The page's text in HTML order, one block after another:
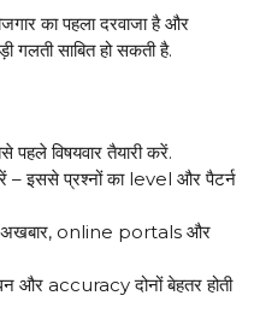
का पहला दरवाजा है और
गलती साबित हो सकती है.
विषयवार तैयारी करें.
इससे प्रश्नों का level और पैटर्न
अखबार, online portals और
और accuracy दोनों बेहतर होती